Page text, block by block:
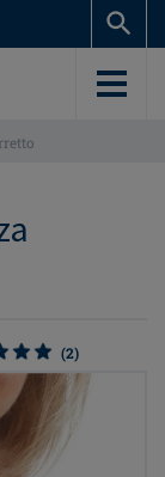
(2)